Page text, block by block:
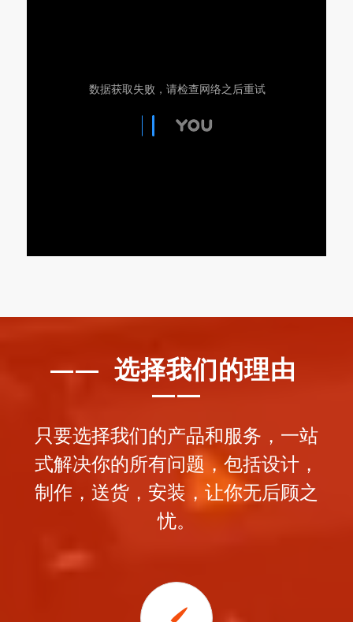
—— 选择我们的理由
——
只要选择我们的产品和服务，一站
式解决你的所有问题，包括设计，
制作，送货，安装，让你无后顾之
忧。